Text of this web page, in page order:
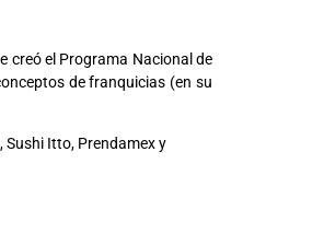
creó el Programa Nacional de
de franquicias (en su
Sushi Itto, Prendamex y